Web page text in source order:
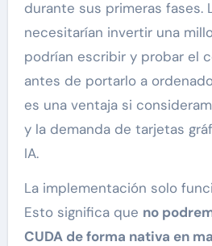
durante sus primeras fases.
necesitarían invertir una
podrían escribir y probar el
antes de portarlo a
es una ventaja si
y la demanda de tarjetas
IA.
La implementación solo
Esto significa que no
CUDA de forma nativa en